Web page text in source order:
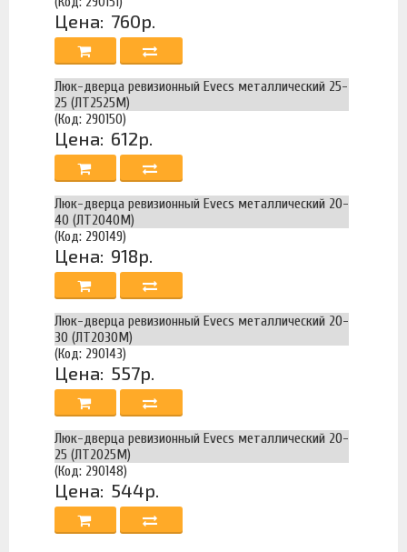
Цена: 760р.
Люк-дверца ревизионный Evecs металлический 25-
25 (ЛТ2525М)
(Код: 290150)
Цена: 612р.
Люк-дверца ревизионный Evecs металлический 20-
40 (ЛТ2040М)
(Код: 290149)
Цена: 918р.
Люк-дверца ревизионный Evecs металлический 20-
30 (ЛТ2030М)
(Код: 290143)
Цена: 557р.
Люк-дверца ревизионный Evecs металлический 20-
25 (ЛТ2025М)
(Код: 290148)
Цена: 544р.